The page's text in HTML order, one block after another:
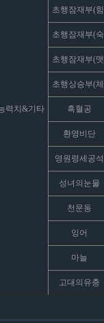
력치&기타
초행잠재부(
초행잠재부(
초행잠재부(
초행상승부(
흑혈공
환영비단
영원령세공석
성녀의눈물
천문동
잉어
마늘
고대의유충